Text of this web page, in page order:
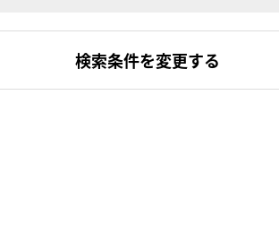
検索条件を変更する